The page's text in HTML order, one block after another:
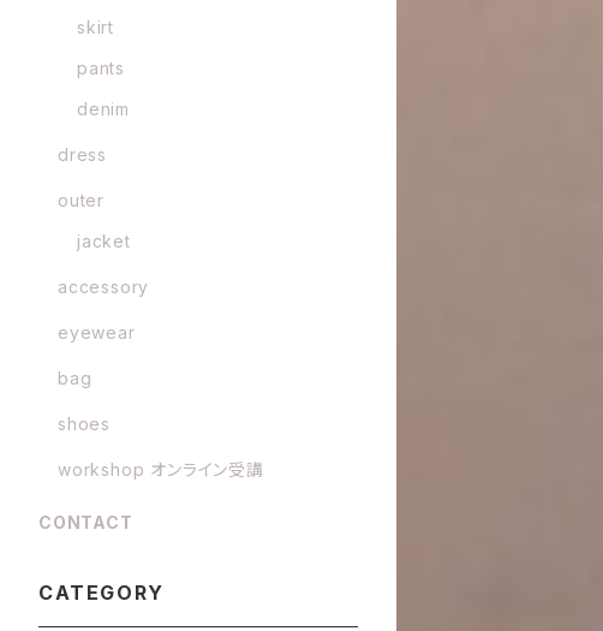
skirt
pants
denim
dress
outer
jacket
accessory
eyewear
bag
shoes
workshop オンライン受講
CONTACT
CATEGORY